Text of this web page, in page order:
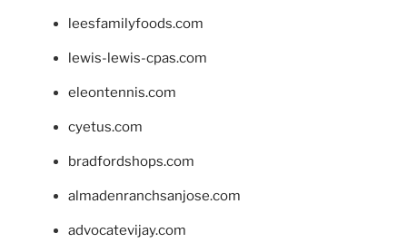
leesfamilyfoods.com
lewis-lewis-cpas.com
eleontennis.com
cyetus.com
bradfordshops.com
almadenranchsanjose.com
advocatevijay.com